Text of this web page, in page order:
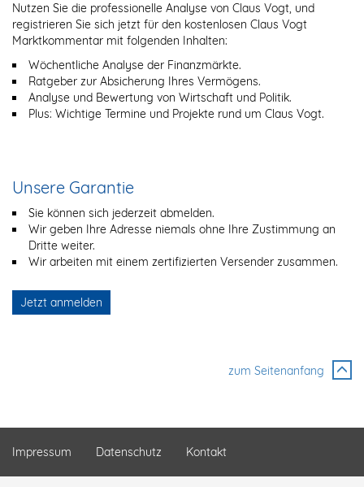
Nutzen Sie die professionelle Analyse von Claus Vogt, und
registrieren Sie sich jetzt für den kostenlosen Claus Vogt
Marktkommentar mit folgenden Inhalten:
Wöchentliche Analyse der Finanzmärkte.
Ratgeber zur Absicherung Ihres Vermögens.
Analyse und Bewertung von Wirtschaft und Politik.
Plus: Wichtige Termine und Projekte rund um Claus Vogt.
Unsere Garantie
Sie können sich jederzeit abmelden.
Wir geben Ihre Adresse niemals ohne Ihre Zustimmung an
Dritte weiter.
Wir arbeiten mit einem zertifizierten Versender zusammen.
Jetzt anmelden
zum Seitenanfang
Impressum Datenschutz Kontakt